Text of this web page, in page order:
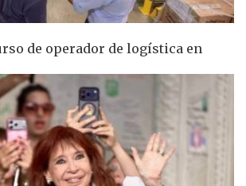
de operador de logística en